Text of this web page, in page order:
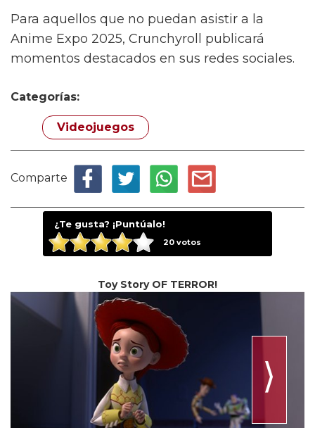
Para aquellos que no puedan asistir a la
Anime Expo 2025, Crunchyroll publicará
momentos destacados en sus redes sociales.
Categorías:
Videojuegos
Comparte
¿Te gusta? ¡Puntúalo!
20votos
Toy Story OF TERROR!
⟩